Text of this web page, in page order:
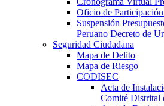
Oficio de
Suspensión
Peruano Decreto de
Seguridad Ciudadana
Mapa de Delito
Mapa de Riesgo
CODISEC
Acta de
Comité Distrital